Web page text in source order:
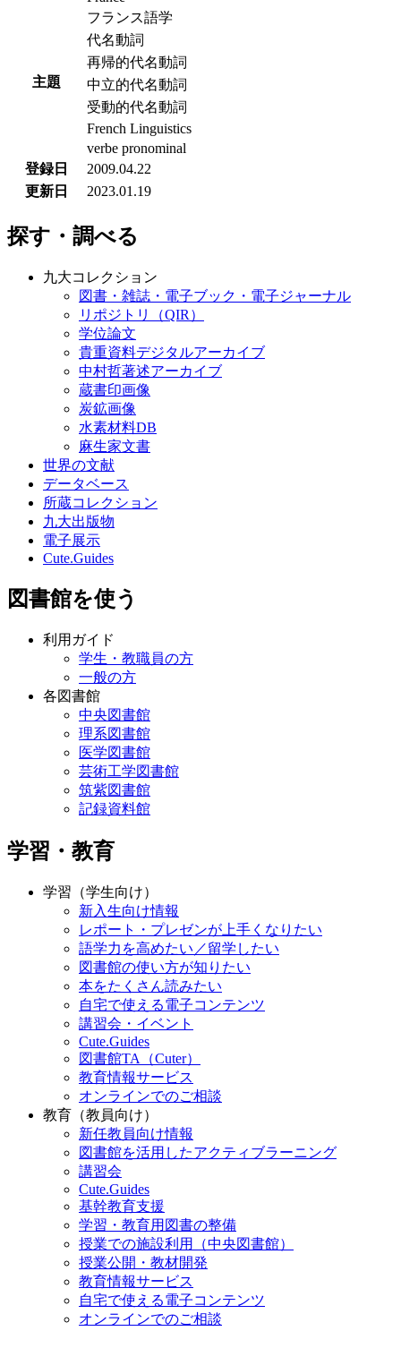
主題
フランス語学
代名動詞
再帰的代名動詞
中立的代名動詞
受動的代名動詞
French Linguistics
verbe pronominal
登録日
2009.04.22
更新日
2023.01.19
探す・調べる
九大コレクション
図書・雑誌・電子ブック・電子ジャーナル
リポジトリ（QIR）
学位論文
貴重資料デジタルアーカイブ
中村哲著述アーカイブ
蔵書印画像
炭鉱画像
水素材料DB
麻生家文書
世界の文献
データベース
所蔵コレクション
九大出版物
電子展示
Cute.Guides
図書館を使う
利用ガイド
学生・教職員の方
一般の方
各図書館
中央図書館
理系図書館
医学図書館
芸術工学図書館
筑紫図書館
記録資料館
学習・教育
学習（学生向け）
新入生向け情報
レポート・プレゼンが上手くなりたい
語学力を高めたい／留学したい
図書館の使い方が知りたい
本をたくさん読みたい
自宅で使える電子コンテンツ
講習会・イベント
Cute.Guides
図書館TA（Cuter）
教育情報サービス
オンラインでのご相談
教育（教員向け）
新任教員向け情報
図書館を活用したアクティブラーニング
講習会
Cute.Guides
基幹教育支援
学習・教育用図書の整備
授業での施設利用（中央図書館）
授業公開・教材開発
教育情報サービス
自宅で使える電子コンテンツ
オンラインでのご相談